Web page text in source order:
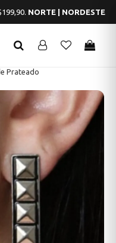
NORTE | NORDESTE
Prateado